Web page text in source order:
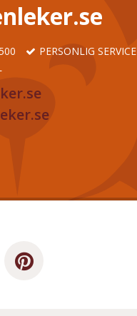
PERSONLIG SERVICE